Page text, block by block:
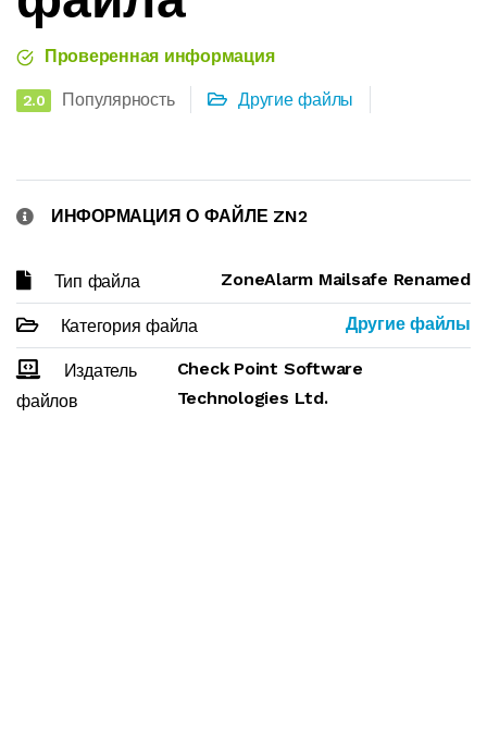
Проверенная информация
2.0 Популярность Другие файлы
ИНФОРМАЦИЯ О ФАЙЛЕ ZN2
Тип файла ZoneAlarm Mailsafe Renamed
Категория файла Другие файлы
Издатель
файлов
Check Point Software
Technologies Ltd.